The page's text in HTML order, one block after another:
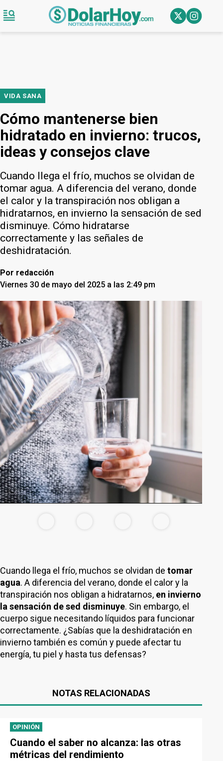
VIDA SANA
Cómo mantenerse bien
hidratado en invierno: trucos,
ideas y consejos clave
Cuando llega el frío, muchos se olvidan de
tomar agua. A diferencia del verano, donde
el calor y la transpiración nos obligan a
hidratarnos, en invierno la sensación de sed
disminuye. Cómo hidratarse
correctamente y las señales de
deshidratación.
Por redacción
Viernes 30 de mayo del 2025 a las 2:49 pm
Cuando llega el frío, muchos se olvidan de tomar
agua. A diferencia del verano, donde el calor y la
transpiración nos obligan a hidratarnos, en invierno
la sensación de sed disminuye. Sin embargo, el
cuerpo sigue necesitando líquidos para funcionar
correctamente. ¿Sabías que la deshidratación en
invierno también es común y puede afectar tu
energía, tu piel y hasta tus defensas?
NOTAS RELACIONADAS
OPINIÓN
Cuando el saber no alcanza: las otras
métricas del rendimiento